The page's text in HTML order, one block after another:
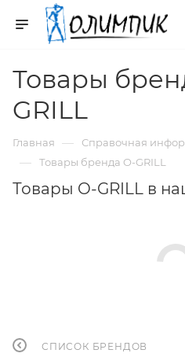
Товары
GRILL
Главная — Справочная
— Товары бренда O-GRILL
Товары O-GRILL в
СПИСОК БРЕНДОВ